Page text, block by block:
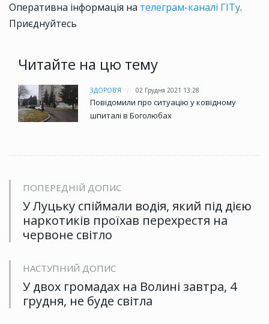
Оперативна інформація на телеграм-каналі ГІТу.
Приєднуйтесь
Читайте на цю тему
ЗДОРОВ'Я 02 Грудня 2021 13:28
Повідомили про ситуацію у ковідному
шпиталі в Боголюбах
ПОПЕРЕДНІЙ ДОПИС
У Луцьку спіймали водія, який під дією
наркотиків проїхав перехрестя на
червоне світло
НАСТУПНИЙ ДОПИС
У двох громадах на Волині завтра, 4
грудня, не буде світла